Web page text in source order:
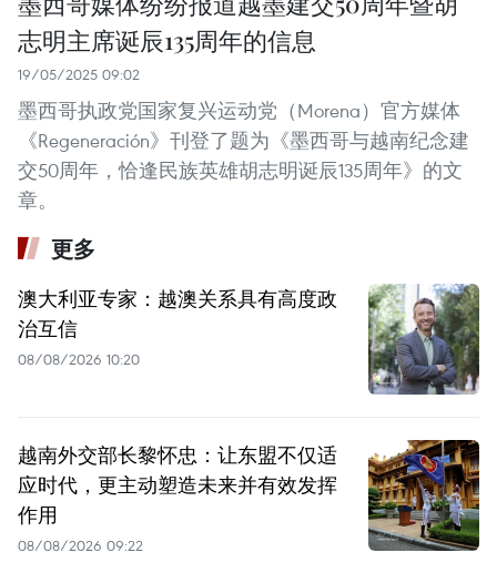
志明主席诞辰135周年的信息
19/05/2025 09:02
墨西哥执政党国家复兴运动党（Morena）官方媒体
《Regeneración》刊登了题为《墨西哥与越南纪念建
交50周年，恰逢民族英雄胡志明诞辰135周年》的文
章。
更多
澳大利亚专家：越澳关系具有高度政
治互信
08/08/2026 10:20
越南外交部长黎怀忠：让东盟不仅适
应时代，更主动塑造未来并有效发挥
作用
08/08/2026 09:22